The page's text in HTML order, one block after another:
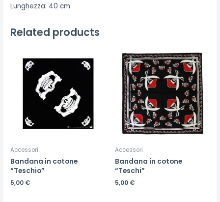
Lunghezza: 40 cm
Related products
Accessori
Bandana in cotone
“Teschio”
5,00 €
Accessori
Bandana in cotone
“Teschi”
5,00 €